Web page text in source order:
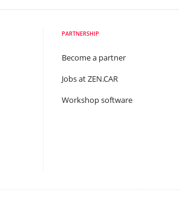
PARTNERSHIP
Become a partner
Jobs at ZEN.CAR
Workshop software